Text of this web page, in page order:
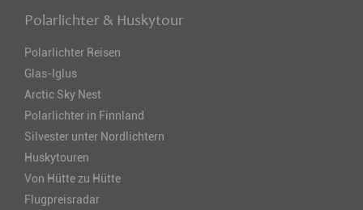
Polarlichter & Huskytour
Polarlichter Reisen
Glas-Iglus
Arctic Sky Nest
Polarlichter in Finnland
Silvester unter Nordlichtern
Huskytouren
Von Hütte zu Hütte
Flugpreisradar